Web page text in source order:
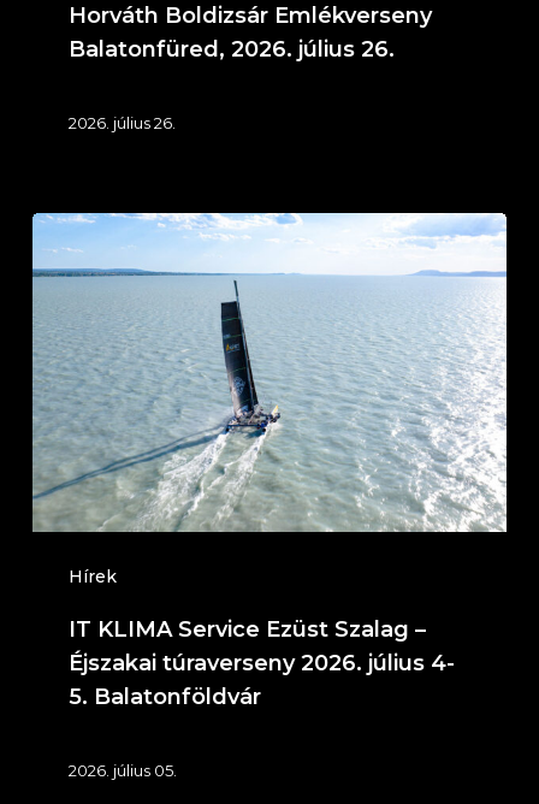
Horváth Boldizsár Emlékverseny
Balatonfüred, 2026. július 26.
2026. július 26.
Hírek
IT
KLIMA
Service
Ezüst
Szalag
–
Éjszakai
túraverseny
2026.
július
Balatonföldvár
IT KLIMA Service Ezüst Szalag –
Éjszakai túraverseny 2026. július 4-
5. Balatonföldvár
2026. július 05.